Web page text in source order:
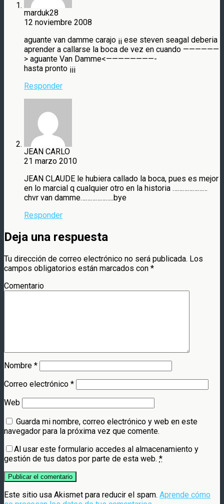
marduk28
12 noviembre 2008
aguante van damme carajo ¡¡ ese steven seagal deberia
aprender a callarse la boca de vez en cuando ——————
> aguante Van Damme<————————-
hasta pronto ¡¡¡
Responder
JEAN CARLO
21 marzo 2010
JEAN CLAUDE le hubiera callado la boca, pues es mejor
en lo marcial q cualquier otro en la historia …………………
chvr van damme………………..bye
Responder
Deja una respuesta
Tu dirección de correo electrónico no será publicada. Los
campos obligatorios están marcados con *
Comentario
Nombre *
Correo electrónico *
Web
Guarda mi nombre, correo electrónico y web en este
navegador para la próxima vez que comente.
Al usar este formulario accedes al almacenamiento y
gestión de tus datos por parte de esta web. *
Este sitio usa Akismet para reducir el spam. Aprende cómo